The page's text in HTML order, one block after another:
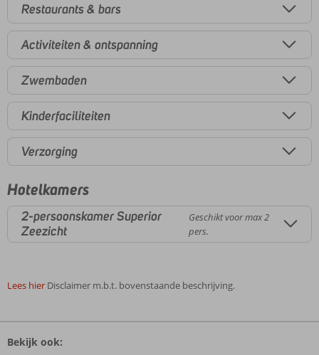
Restaurants & bars
Activiteiten & ontspanning
Zwembaden
Kinderfaciliteiten
Verzorging
Hotelkamers
2-persoonskamer Superior
Zeezicht
Geschikt voor max 2
pers.
Lees hier Disclaimer m.b.t. bovenstaande beschrijving.
zijn
Bekijk ook: